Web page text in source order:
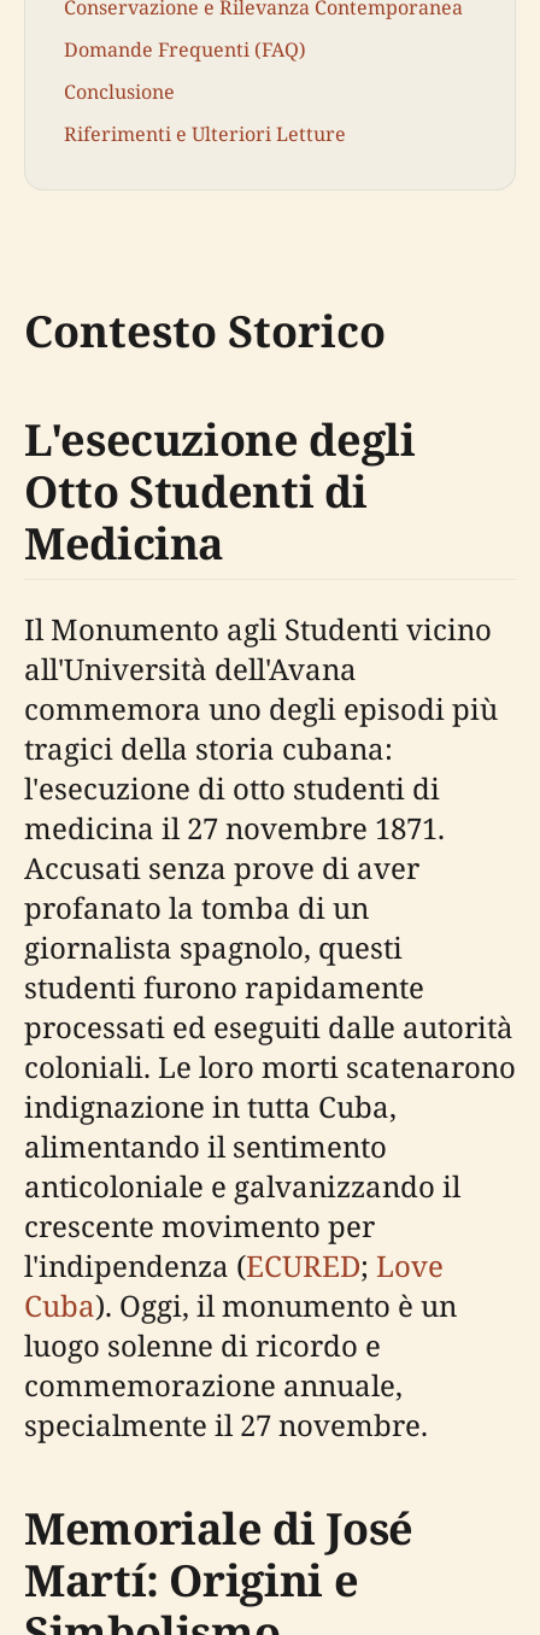
Conservazione e Rilevanza Contemporanea
Domande Frequenti (FAQ)
Conclusione
Riferimenti e Ulteriori Letture
Contesto Storico
L'esecuzione degli
Otto Studenti di
Medicina
Il Monumento agli Studenti vicino
all'Università dell'Avana
commemora uno degli episodi più
tragici della storia cubana:
l'esecuzione di otto studenti di
medicina il 27 novembre 1871.
Accusati senza prove di aver
profanato la tomba di un
giornalista spagnolo, questi
studenti furono rapidamente
processati ed eseguiti dalle autorità
coloniali. Le loro morti scatenarono
indignazione in tutta Cuba,
alimentando il sentimento
anticoloniale e galvanizzando il
crescente movimento per
l'indipendenza (ECURED; Love
Cuba). Oggi, il monumento è un
luogo solenne di ricordo e
commemorazione annuale,
specialmente il 27 novembre.
Memoriale di José
Martí: Origini e